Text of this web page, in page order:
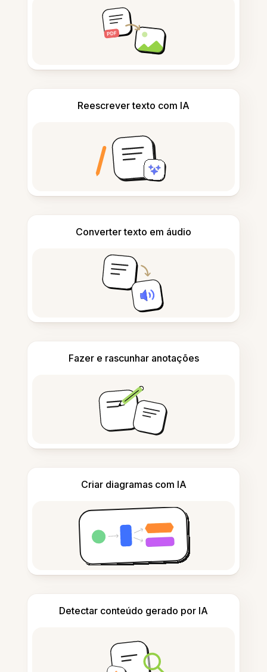
Reescrever texto com IA
Converter texto em áudio
Fazer e rascunhar anotações
Criar diagramas com IA
Detectar conteúdo gerado por IA